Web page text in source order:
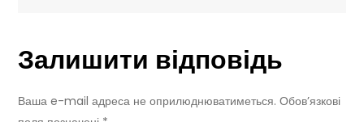
і
зупинка
Залишити відповідь
Ваша e-mail адреса не оприлюднюватиметься. Обов’язкові